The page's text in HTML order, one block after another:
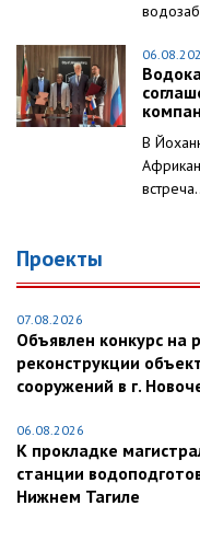
В
Проекты
07.08.2026
Объявлен конкурс на
реконструкции
сооружений в г.
06.08.2026
К прокладке
станции
Нижнем Тагиле